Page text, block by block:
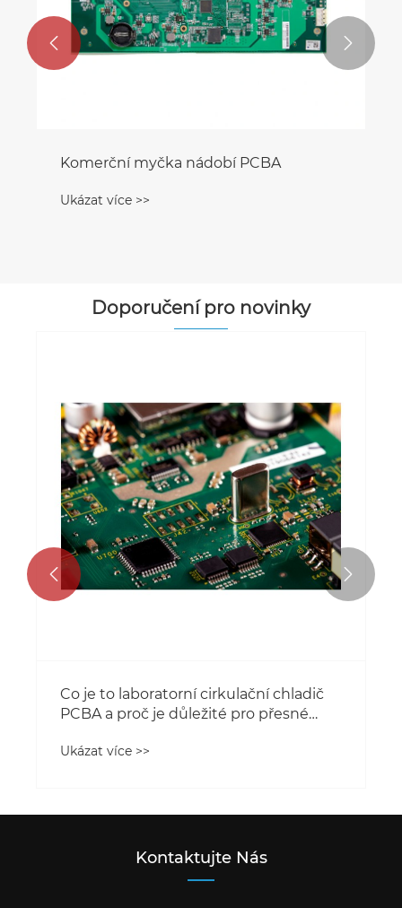
Komerční myčka nádobí PCBA
Ukázat více >>
 
Doporučení pro novinky
Co je to laboratorní cirkulační chladič
PCBA a proč je důležité pro přesné
Ukázat více >>
 
Kontaktujte Nás